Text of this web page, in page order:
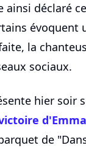
ainsi déclaré
évoquent
la
sociaux.
hier soir
d'
de